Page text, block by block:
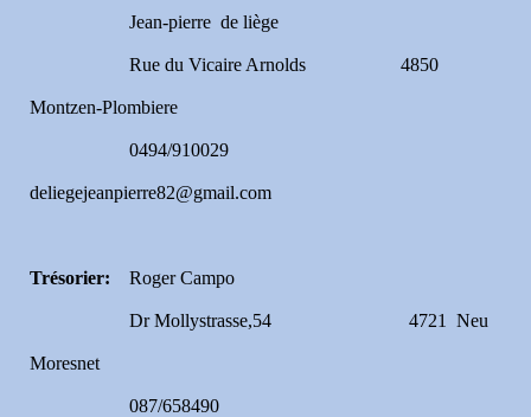
Jean-pierre de liège
Rue du Vicaire Arnolds 4850
Montzen-Plombiere
0494/910029
deliegejeanpierre82@gmail.com
Trésorier: Roger Campo
Dr Mollystrasse,54 4721 Neu
Moresnet
087/658490